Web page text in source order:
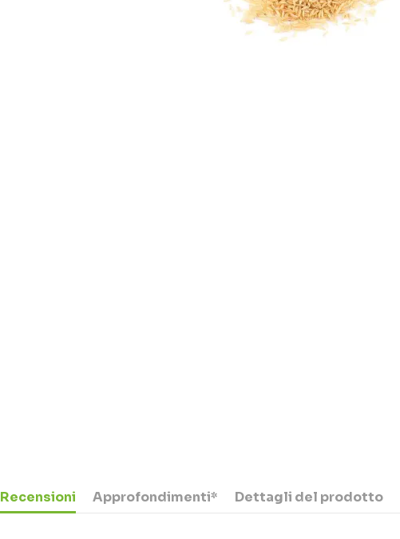
Recensioni Approfondimenti* Dettagli del prodotto